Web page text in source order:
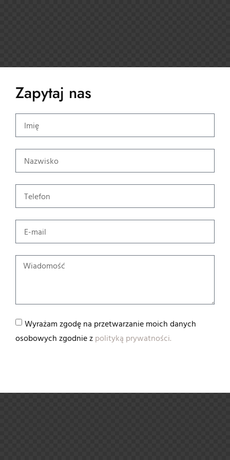
Zapytaj nas
Wyrażam zgodę na przetwarzanie moich danych
osobowych zgodnie z polityką prywatności.